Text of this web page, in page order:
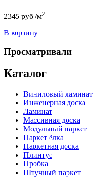
2345 руб./м2
В корзину
Просматривали
Каталог
Виниловый ламинат
Инженерная доска
Ламинат
Массивная доска
Модульный паркет
Паркет ёлка
Паркетная доска
Плинтус
Пробка
Штучный паркет